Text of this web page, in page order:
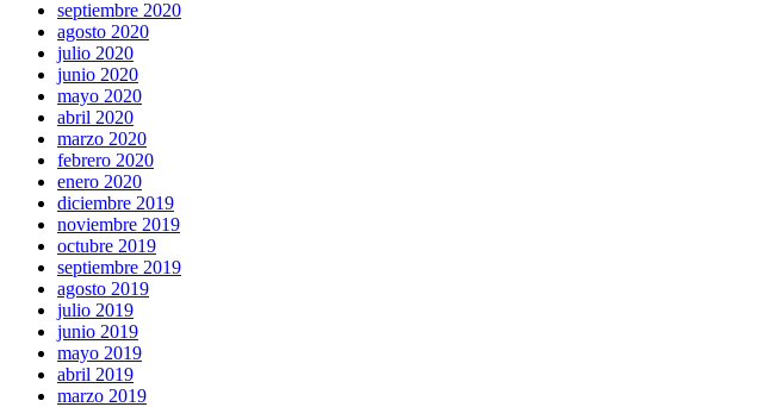
septiembre 2020
agosto 2020
julio 2020
junio 2020
mayo 2020
abril 2020
marzo 2020
febrero 2020
enero 2020
diciembre 2019
noviembre 2019
octubre 2019
septiembre 2019
agosto 2019
julio 2019
junio 2019
mayo 2019
abril 2019
marzo 2019